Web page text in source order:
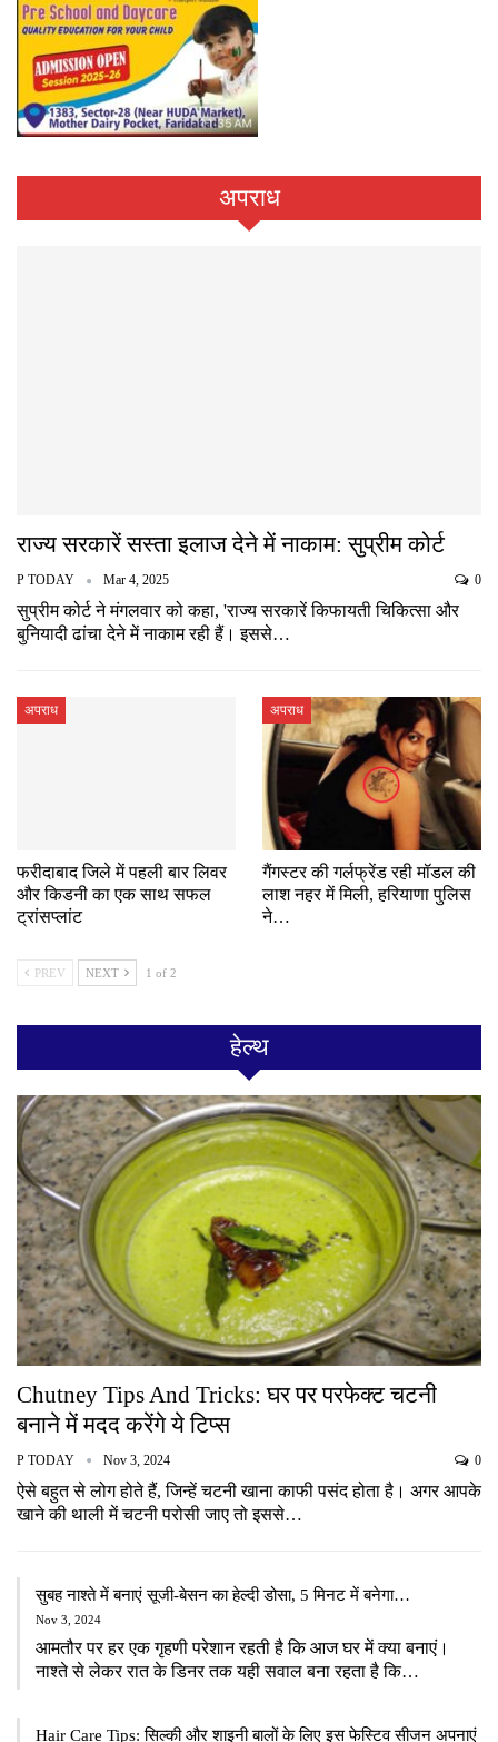
अपराध
राज्य सरकारें सस्ता इलाज देने में नाकाम: सुप्रीम कोर्ट
P TODAY Mar 4, 2025 0
सुप्रीम कोर्ट ने मंगलवार को कहा, 'राज्य सरकारें किफायती चिकित्सा और
बुनियादी ढांचा देने में नाकाम रही हैं। इससे…
अपराध
फरीदाबाद जिले में पहली बार लिवर
और किडनी का एक साथ सफल
ट्रांसप्लांट
अपराध
गैंगस्टर की गर्लफ्रेंड रही मॉडल की
लाश नहर में मिली, हरियाणा पुलिस
ने…
PREV NEXT 1 of 2
हेल्थ
Chutney Tips And Tricks: घर पर परफेक्ट चटनी
बनाने में मदद करेंगे ये टिप्स
P TODAY Nov 3, 2024 0
ऐसे बहुत से लोग होते हैं, जिन्हें चटनी खाना काफी पसंद होता है। अगर आपके
खाने की थाली में चटनी परोसी जाए तो इससे…
सुबह नाश्ते में बनाएं सूजी-बेसन का हेल्दी डोसा, 5 मिनट में बनेगा…
Nov 3, 2024
आमतौर पर हर एक गृहणी परेशान रहती है कि आज घर में क्या बनाएं।
नाश्ते से लेकर रात के डिनर तक यही सवाल बना रहता है कि…
Hair Care Tips: सिल्की और शाइनी बालों के लिए इस फेस्टिव सीजन अपनाएं